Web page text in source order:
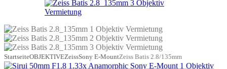
StartseiteOBJEKTIVEZeissSony E-MountZeiss Batis 2.8/135mm